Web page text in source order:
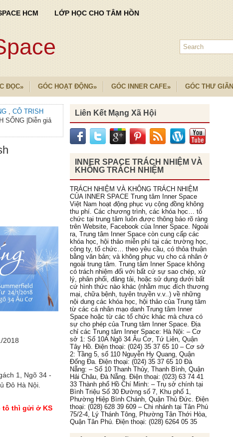
HCM LỚP HỌC CHO TÂM HỒN
ĐỌC» GÓC HOẠT ĐỘNG» GÓC INNER CAFE» GÓC THƯ GIÃN
, CÔ TRISH
SỐNG |Diễn giả
2018
1, Ngõ 34 -
Đô Hà Nội.
tô thì gửi ở KS
Liên Kết Mạng Xã Hội
INNER SPACE TRÁCH NHIỆM VÀ
KHÔNG TRÁCH NHIỆM
TRÁCH NHIỆM VÀ KHÔNG TRÁCH NHIỆM
CỦA INNER SPACE Trung tâm Inner Space
Việt Nam hoạt động phục vụ cộng đồng không
thu phí. Các chương trình, các khóa học… tổ
chức tại trung tâm luôn được thông báo rõ ràng
trên Website, Facebook của Inner Space. Ngoài
ra, Trung tâm Inner Space còn cung cấp các
khóa học, hội thảo miễn phí tại các trường học,
công ty, tổ chức… theo yêu cầu, có thỏa thuận
bằng văn bản; và không phục vụ cho cá nhân ở
ngoài trung tâm. Trung tâm Inner Space không
có trách nhiệm đối với bất cứ sự sao chép, xử
lý, phân phối, đăng tải, hoặc sử dụng dưới bất
cứ hình thức nào khác (nhằm mục đích thương
mại, chữa bệnh, tuyên truyền v.v..) về những
nội dung các khóa học, hội thảo của Trung tâm
từ các cá nhân mạo danh Trung tâm Inner
Space hoặc từ các tổ chức khác mà chưa có
sự cho phép của Trung tâm Inner Space. Địa
chỉ các Trung tâm Inner Space: Hà Nội: – Cơ
sở 1: Số 10A Ngõ 34 Âu Cơ, Tứ Liên, Quận
Tây Hồ. Điện thoại: (024) 35 37 65 10 – Cơ sở
2: Tầng 5, số 110 Nguyễn Hy Quang, Quận
Đống Đa. Điện thoại: (024) 35 37 65 10 Đà
Nẵng: – Số 10 Thanh Thủy, Thanh Bình, Quận
Hải Châu, Đà Nẵng. Điện thoại: (023) 63 74 41
33 Thành phố Hồ Chí Minh: – Trụ sở chính tại
Bình Triệu Số 30 Đường số 7, Khu phố 1,
Phường Hiệp Bình Chánh, Quận Thủ Đức. Điện
thoại: (028) 628 39 609 – Chi nhánh tại Tân Phú
75/2-4, Lý Thánh Tông, Phường Tân Thới Hòa,
Quận Tân Phú. Điện thoại: (028) 6264 05 35